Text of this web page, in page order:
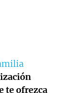
te ofrezca